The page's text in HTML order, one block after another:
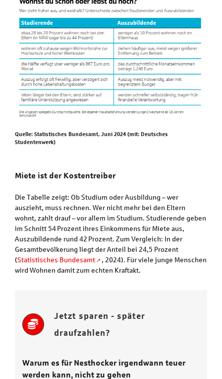
Quelle: Statistisches Bundesamt, Juni 2024 (mit: Deutsches
Studentenwerk)
Miete ist der Kostentreiber
Die Tabelle zeigt: Ob Studium oder Ausbildung – wer
auszieht, muss rechnen. Wer nicht mehr bei den Eltern
wohnt, zahlt drauf – vor allem im Studium. Studierende geben
im Schnitt 54 Prozent ihres Einkommens für Miete aus,
Auszubildende rund 42 Prozent. Zum Vergleich: In der
Gesamtbevölkerung liegt der Anteil bei 24,5 Prozent
(Statistisches Bundesamt
, 2024). Für viele junge Menschen
wird Wohnen damit zum echten Kraftakt.
Jetzt sparen - später
draufzahlen?
Warum es für Nesthocker irgendwann teuer
werden kann, nicht zu gehen